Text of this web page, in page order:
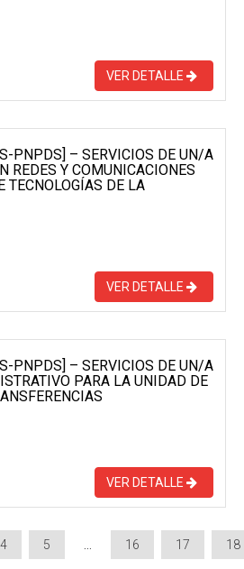
VER DETALLE
PNPDS] – SERVICIOS DE UN/A
REDES Y COMUNICACIONES
TECNOLOGÍAS DE LA
VER DETALLE
PNPDS] – SERVICIOS DE UN/A
PARA LA UNIDAD DE
VER DETALLE
4 5 16 17 18